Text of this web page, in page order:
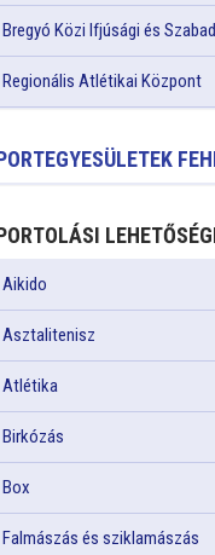
Bregyó Közi Ifjúsági és
Regionális Atlétikai Központ
Aikido
Asztalitenisz
Atlétika
Birkózás
Box
Falmászás és sziklamászás